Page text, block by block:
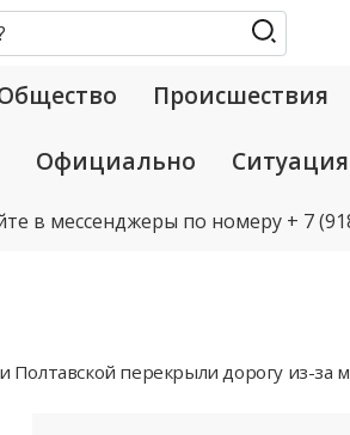
Происшествия
Официально
в мессенджеры по номеру + 7
Полтавской перекрыли дорогу из-за